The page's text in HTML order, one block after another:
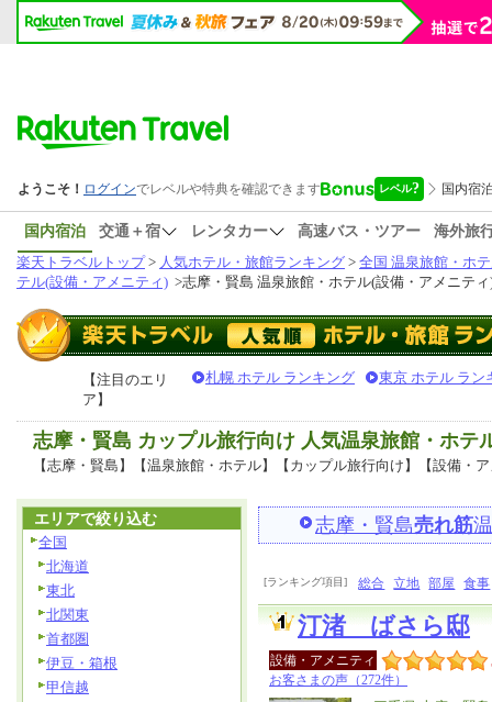
国内宿泊 交通＋宿 レンタカー 高速バス・ツアー
海外旅
楽天トラベルトップ> 人気ホテル・旅館ランキング > 全国 温泉旅館・ホ
テル(設備・アメニティ) >志摩・賢島 温泉旅館・ホテル(設備・アメニティ
【注目のエリ
ア】
札幌 ホテル ランキング 東京 ホテル ラン
志摩・賢島 カップル旅行向け 人気温泉旅館・ホテ
【志摩・賢島】【温泉旅館・ホテル】【カップル旅行向け】【設備・
志摩・賢島売れ筋
[ランキング項目] 総合 立地 部屋 食事
汀渚 ばさら邸
設備・アメニティ
お客さまの声（272件）
エリアで絞り込む
全国
北海道
東北
北関東
首都圏
伊豆・箱根
甲信越